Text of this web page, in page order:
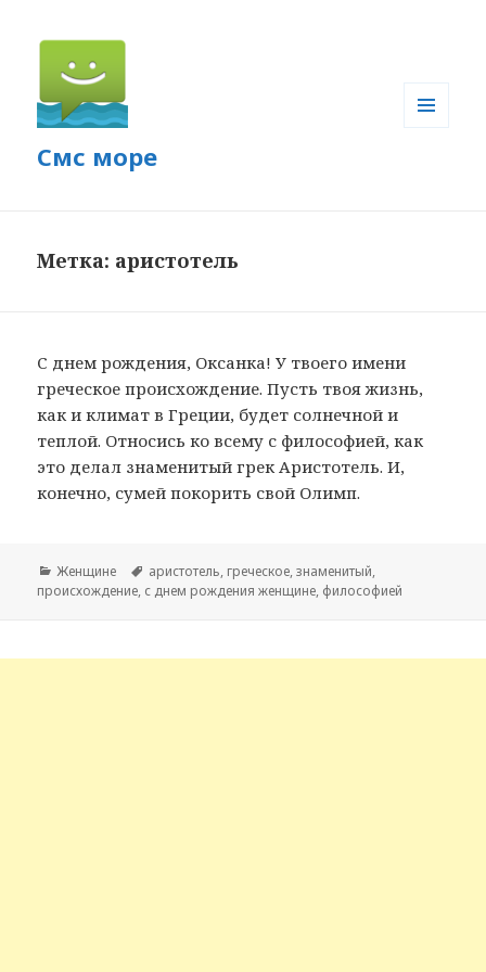
Смс море
Метка: аристотель
С днем рождения, Оксанка! У твоего имени
греческое происхождение. Пусть твоя жизнь,
как и климат в Греции, будет солнечной и
теплой. Относись ко всему с философией, как
это делал знаменитый грек Аристотель. И,
конечно, сумей покорить свой Олимп.
Рубрики
Женщине Метки
аристотель, греческое,знаменитый,
происхождение, с днем рождения женщине, философией